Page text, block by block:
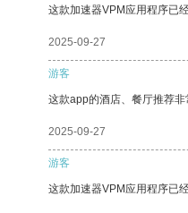
这款加速器VPM应用程序已
2025-09-27
游客
这款app的酒店、餐厅推荐非
2025-09-27
游客
这款加速器VPM应用程序已